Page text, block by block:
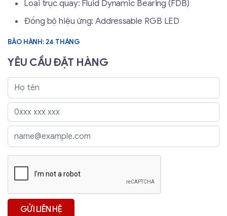
Loại trục quay: Fluid Dynamic Bearing (FDB)
Đồng bộ hiệu ứng: Addressable RGB LED
BẢO HÀNH: 24 THÁNG
YÊU CẦU ĐẶT HÀNG